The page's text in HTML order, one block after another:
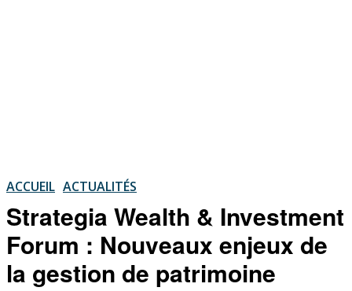
ACCUEIL ACTUALITÉS
Strategia Wealth & Investment
Forum : Nouveaux enjeux de
la gestion de patrimoine